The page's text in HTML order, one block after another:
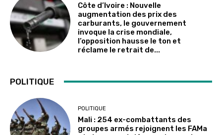
Côte d’Ivoire : Nouvelle
augmentation des prix des
carburants, le gouvernement
invoque la crise mondiale,
l’opposition hausse le ton et
réclame le retrait de...
POLITIQUE
POLITIQUE
Mali : 254 ex-combattants des
groupes armés rejoignent les FAMa